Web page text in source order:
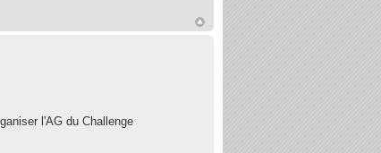
l'AG du Challenge